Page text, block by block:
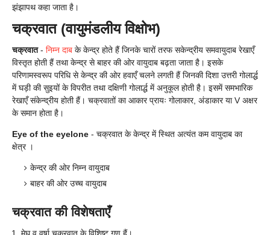
झंझापथ कहा जाता है।
चक्रवात (वायुमंडलीय विक्षोभ)
चक्रवात- निम्न दाब के केन्द्र होते हैं जिनके चारों तरफ सकेन्द्रीय समवायुदाब रेखाएँ
विस्तृत होती हैं तथा केन्द्र से बाहर की ओर वायुदाब बढ़ता जाता है। इसके
परिणामस्वरूप परिधि से केन्द्र की ओर हवाएँ चलने लगती हैं जिनकी दिशा उत्तरी गोलार्द्ध
में घड़ी की सुइयों के विपरीत तथा दक्षिणी गोलार्द्ध में अनुकूल होती है। इसमें समभारिक
रेखाएँ संकेन्द्रीय होती हैं। चक्रवातों का आकार प्रायः गोलाकार, अंडाकार या V अक्षर
के समान होता है।
Eye of the eyelone - चक्रवात के केन्द्र में स्थित अत्यंत कम वायुदाब का
क्षेत्र ।
केन्द्र की ओर निम्न वायुदाब
बाहर की ओर उच्च वायुदाब
चक्रवात की विशेषताएँ